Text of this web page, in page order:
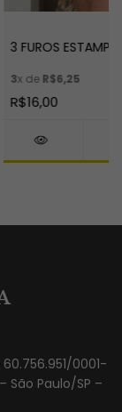
3 FUROS
3x de R$6,25
R$16,00
60.756.951/0001-
São Paulo/SP –